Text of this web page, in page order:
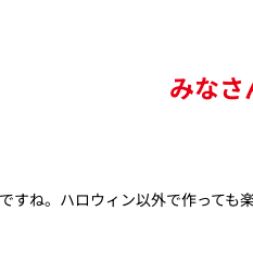
みなさ
ね。ハロウィン以外で作っても